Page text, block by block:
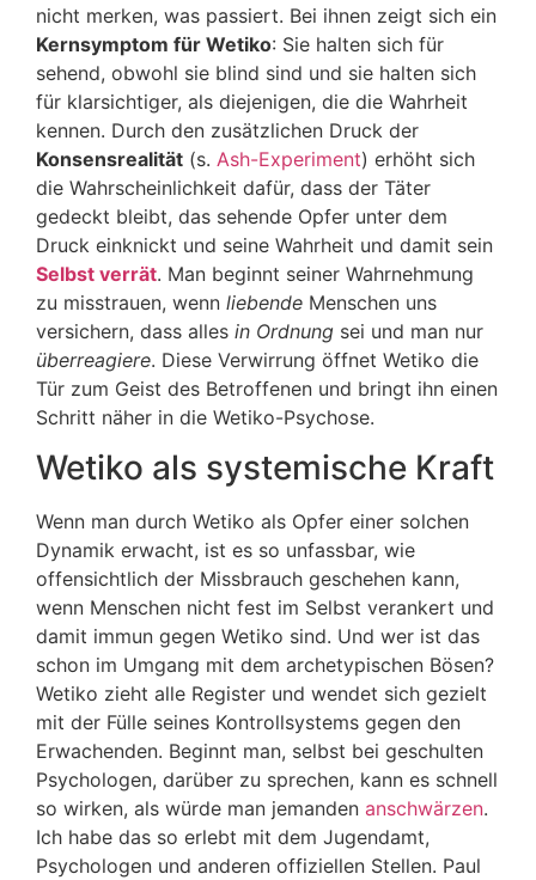
nicht merken, was passiert. Bei ihnen zeigt sich ein
Kernsymptom für Wetiko: Sie halten sich für
sehend, obwohl sie blind sind und sie halten sich
für klarsichtiger, als diejenigen, die die Wahrheit
kennen. Durch den zusätzlichen Druck der
Konsensrealität (s. Ash-Experiment) erhöht sich
die Wahrscheinlichkeit dafür, dass der Täter
gedeckt bleibt, das sehende Opfer unter dem
Druck einknickt und seine Wahrheit und damit sein
Selbst verrät. Man beginnt seiner Wahrnehmung
zu misstrauen, wenn liebende Menschen uns
versichern, dass alles in Ordnung sei und man nur
überreagiere. Diese Verwirrung öffnet Wetiko die
Tür zum Geist des Betroffenen und bringt ihn einen
Schritt näher in die Wetiko-Psychose.
Wetiko als systemische Kraft
Wenn man durch Wetiko als Opfer einer solchen
Dynamik erwacht, ist es so unfassbar, wie
offensichtlich der Missbrauch geschehen kann,
wenn Menschen nicht fest im Selbst verankert und
damit immun gegen Wetiko sind. Und wer ist das
schon im Umgang mit dem archetypischen Bösen?
Wetiko zieht alle Register und wendet sich gezielt
mit der Fülle seines Kontrollsystems gegen den
Erwachenden. Beginnt man, selbst bei geschulten
Psychologen, darüber zu sprechen, kann es schnell
so wirken, als würde man jemanden anschwärzen.
Ich habe das so erlebt mit dem Jugendamt,
Psychologen und anderen offiziellen Stellen. Paul